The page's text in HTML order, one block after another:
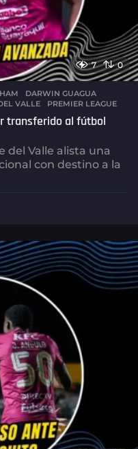
7 0
,DARWIN GUAGUA
VALLE ,PREMIER LEAGUE
transferido al fútbol
del Valle alista una
con destino a la